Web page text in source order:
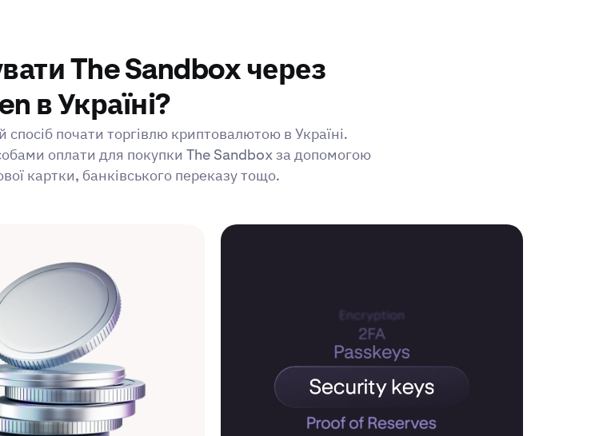
The Sandbox через
в Україні?
почати торгівлю криптовалютою в Україні.
оплати для покупки The Sandbox за допомогою
картки, банківського переказу тощо.